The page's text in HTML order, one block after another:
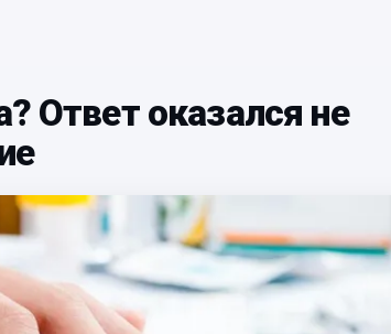
Ответ оказался не